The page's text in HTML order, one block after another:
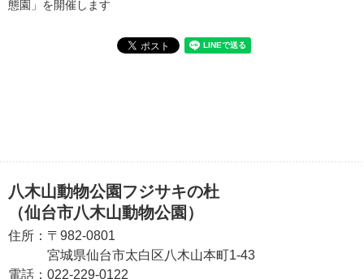
態園」を開催します
八木山動物公園フジサキの杜
（仙台市八木山動物公園）
住所： 〒982-0801
宮城県仙台市太白区八木山本町1-43
電話： 022-229-0122